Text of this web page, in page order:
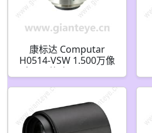
康标达 Computar
H0514-VSW 1.500万像
素 1/2英寸 5mm F1.4
外镜头 适用于单波段使
用(C接口)